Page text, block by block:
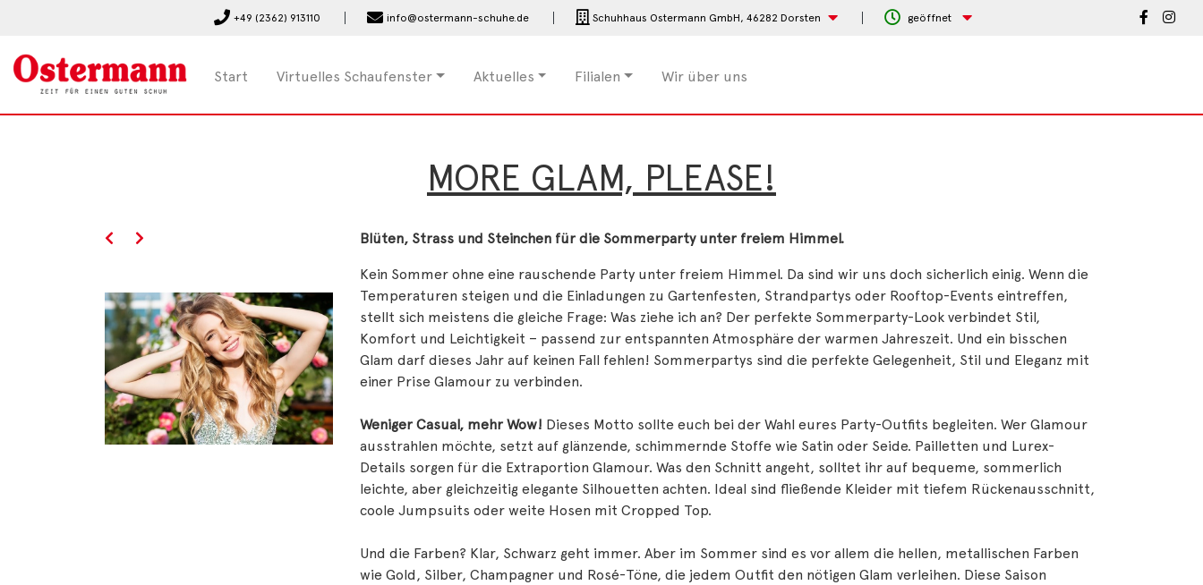
+49 (2362) 913110 info@ostermann-schuhe.de Schuhhaus Ostermann GmbH, 46282 Dorsten geöffnet
Start Virtuelles Schaufenster Aktuelles Filialen Wir über uns
MORE GLAM, PLEASE!
Blüten, Strass und Steinchen für die Sommerparty unter freiem Himmel.
Kein Sommer ohne eine rauschende Party unter freiem Himmel. Da sind wir uns doch sicherlich einig. Wenn die
Temperaturen steigen und die Einladungen zu Gartenfesten, Strandpartys oder Rooftop-Events eintreffen,
stellt sich meistens die gleiche Frage: Was ziehe ich an? Der perfekte Sommerparty-Look verbindet Stil,
Komfort und Leichtigkeit – passend zur entspannten Atmosphäre der warmen Jahreszeit. Und ein bisschen
Glam darf dieses Jahr auf keinen Fall fehlen! Sommerpartys sind die perfekte Gelegenheit, Stil und Eleganz mit
einer Prise Glamour zu verbinden.
Weniger Casual, mehr Wow! Dieses Motto sollte euch bei der Wahl eures Party-Outfits begleiten. Wer Glamour
ausstrahlen möchte, setzt auf glänzende, schimmernde Stoffe wie Satin oder Seide. Pailletten und Lurex-
Details sorgen für die Extraportion Glamour. Was den Schnitt angeht, solltet ihr auf bequeme, sommerlich
leichte, aber gleichzeitig elegante Silhouetten achten. Ideal sind fließende Kleider mit tiefem Rückenausschnitt,
coole Jumpsuits oder weite Hosen mit Cropped Top.
Und die Farben? Klar, Schwarz geht immer. Aber im Sommer sind es vor allem die hellen, metallischen Farben
wie Gold, Silber, Champagner und Rosé-Töne, die jedem Outfit den nötigen Glam verleihen. Diese Saison